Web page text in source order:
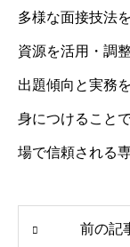
多様な面接技法
資源を活用・調
出題傾向と実務
身につけること
場で信頼される
前の記